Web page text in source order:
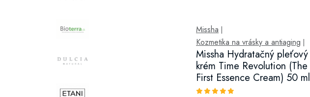
Missha
Kozmetika na vrásky a antiaging
Missha Hydratačný pleťový
krém Time Revolution (The
First Essence Cream) 50 ml